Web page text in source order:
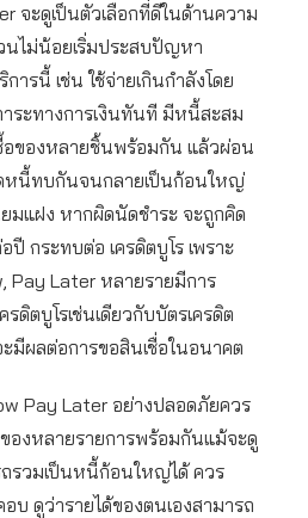
จะดูเป็นตัวเลือกที่ดีในด้านความ
นไม่น้อยเริ่มประสบปัญหา
ารนี้ เช่น ใช้จ่ายเกินกำลังโดย
าระทางการเงินทันที มีหนี้สะสม
อของหลายชิ้นพร้อมกัน แล้วผ่อน
หนี้ทบกันจนกลายเป็นก้อนใหญ่
มแฝง หากผิดนัดชำระ จะถูกคิด
กระทบต่อ เครดิตบูโร เพราะ
Pay Later หลายรายมีการ
ดิตบูโรเช่นเดียวกับบัตรเครดิต
มีผลต่อการขอสินเชื่อในอนาคต
Pay Later อย่างปลอดภัยควร
ของหลายรายการพร้อมกันแม้จะดู
ถรวมเป็นหนี้ก้อนใหญ่ได้ ควร
บ ดูว่ารายได้ของตนเองสามารถ